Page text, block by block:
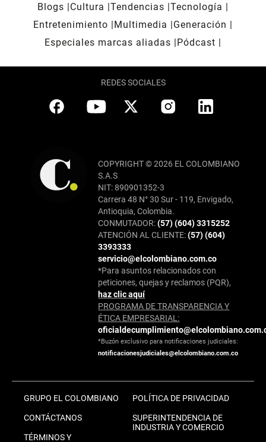
Blogs
Cultura Tendencias Tecnología
Entretenimiento
Multimedia
Generación
Especiales marcas aliadas
Pódcast
REDES SOCIALES
COPYRIGHT © 2026 EL COLOMBIANO
S.A.S
NIT: 890901352-3
Carrera 48 N° 30 Sur - 119, Envigado,
Antioquia, Colombia.
CONMUTADOR:(57) (604) 3315252
ATENCIÓN AL CLIENTE:(57) (604)
3393333
servicio@elcolombiano.com.co
*Para asuntos relacionados con
peticiones, quejas y reclamos (PQR),
haz clic aquí
PROGRAMA DE TRANSPARENCIA Y
ÉTICA EMPRESARIAL:
*Buzón exclusivo para notificaciones judiciales:
notificacionesjudiciales@elcolombiano.com.co
GRUPO EL COLOMBIANO
CONTÁCTANOS
TÉRMINOS Y
POLÍTICA DE PRIVACIDAD
SUPERINTENDENCIA DE
INDUSTRIA Y COMERCIO